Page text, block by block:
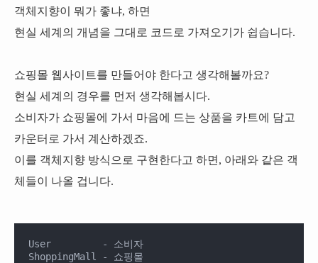
객체지향이 뭐가 좋냐, 하면
현실 세계의 개념을 그대로 코드로 가져오기가 쉽습니다.
쇼핑몰 웹사이트를 만들어야 한다고 생각해볼까요?
현실 세계의 경우를 먼저 생각해봅시다.
소비자가 쇼핑몰에 가서 마음에 드는 상품을 카트에 담고
카운터로 가서 계산하겠죠.
이를 객체지향 방식으로 구현한다고 하면, 아래와 같은 객
체들이 나올 겁니다.
User         - 소비자
ShoppingMall - 쇼핑몰